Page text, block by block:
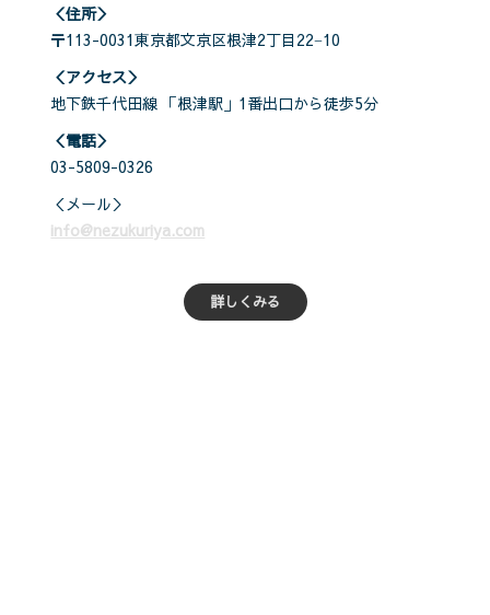
＜住所＞
〒113-0031東京都文京区根津2丁目22−10
＜アクセス＞
地下鉄千代田線 「根津駅」1番出口から徒歩5分
＜電話＞
03-5809-0326
＜メール＞
info@nezukuriya.com
詳しくみる